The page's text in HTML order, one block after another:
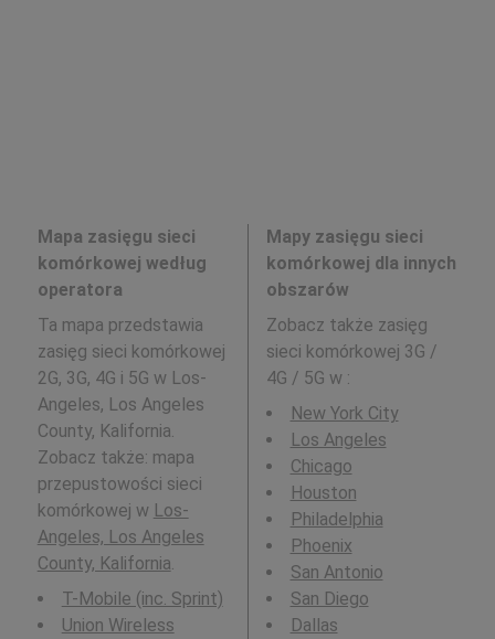
Mapa zasięgu sieci
komórkowej według
operatora
Ta mapa przedstawia
zasięg sieci komórkowej
2G, 3G, 4G i 5G w Los-
Angeles, Los Angeles
County, Kalifornia.
Zobacz także: mapa
przepustowości sieci
komórkowej w Los-
Angeles, Los Angeles
County, Kalifornia
T-Mobile (inc. Sprint)
Union Wireless
Mapy zasięgu sieci
komórkowej dla innych
obszarów
Zobacz także zasięg
sieci komórkowej 3G /
4G / 5G w :
New York City
Los Angeles
Chicago
Houston
Philadelphia
Phoenix
San Antonio
San Diego
Dallas